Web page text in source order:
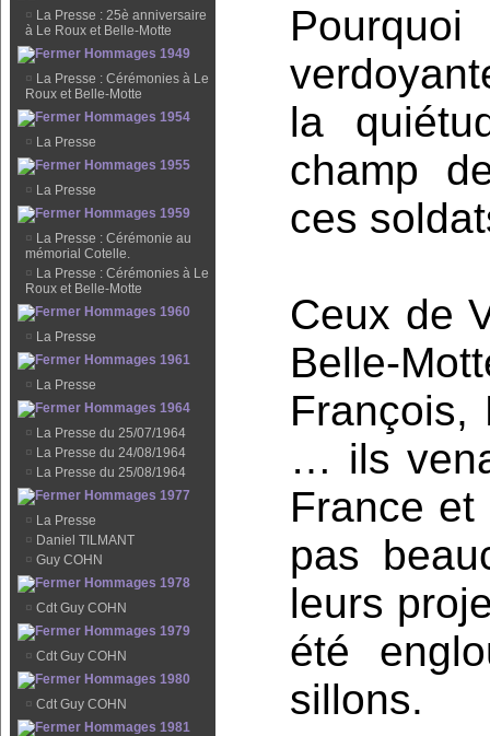
¤ La Presse : 25è anniversaire
à Le Roux et Belle-Motte
Hommages 1949
¤ La Presse : Cérémonies à Le
Roux et Belle-Motte
Hommages 1954
¤ La Presse
Hommages 1955
¤ La Presse
Hommages 1959
¤ La Presse : Cérémonie au
mémorial Cotelle.
¤ La Presse : Cérémonies à Le
Roux et Belle-Motte
Hommages 1960
¤ La Presse
Hommages 1961
¤ La Presse
Hommages 1964
¤ La Presse du 25/07/1964
¤ La Presse du 24/08/1964
¤ La Presse du 25/08/1964
Hommages 1977
¤ La Presse
¤ Daniel TILMANT
¤ Guy COHN
Hommages 1978
¤ Cdt Guy COHN
Hommages 1979
¤ Cdt Guy COHN
Hommages 1980
¤ Cdt Guy COHN
Hommages 1981
la
champ
ces
Ceux de
Belle-
François,
… ils
France et
pas
leurs
été
sillons.